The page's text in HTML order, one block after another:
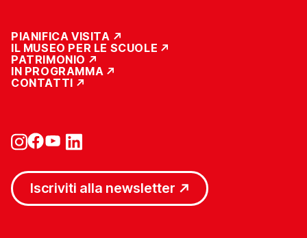
PIANIFICA VISITA
IL MUSEO PER LE SCUOLE
PATRIMONIO
IN PROGRAMMA
CONTATTI
Iscriviti alla newsletter